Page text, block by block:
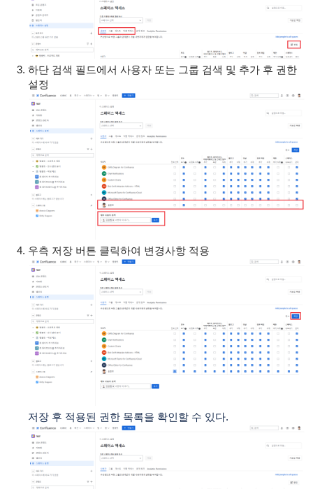
하단 검색 필드에서 사용자 또는 그룹 검색 및 추가 후 권한
설정
우측 저장 버튼 클릭하여 변경사항 적용
저장 후 적용된 권한 목록을 확인할 수 있다.